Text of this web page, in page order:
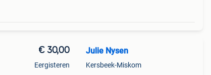
€ 30,00
Eergisteren
Julie Nysen
Kersbeek-Miskom